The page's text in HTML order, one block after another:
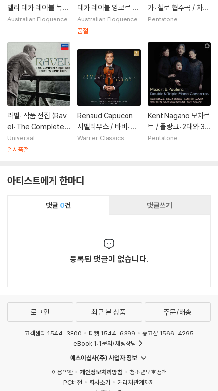
벨러 데카 레이블 녹음
에디션 (The Decca
Australian Eloquence
데카 레이블 앙코르 모
음집 (Ansermet En
cores)
Australian Eloquence
품절
가: 첼로 협주곡 / 차이
코프스키: 로코코 변주
Pentatone
라벨: 작품 전집 (Rav
el: The Complete E
dition)
Universal
일시품절
Renaud Capucon
시벨리우스 / 바버: 바
이올린 협주곡 (Sibeli
Warner Classics
Kent Nagano 모차르
트 / 풀랑크: 2대와 3
대의 피아노를 위한 협
Pentatone
아티스트에게 한마디
댓글 0건 댓글쓰기
등록된 댓글이 없습니다.
로그인 최근 본 상품 주문/배송
고객센터 1544-3800 티켓 1544-6399
중고샵 1566-4295
eBook 1:1문의/채팅상담
예스이십사(주) 사업자 정보
이용약관
개인정보처리방침
청소년보호정책
PC버전
회사소개
거래처관계자께